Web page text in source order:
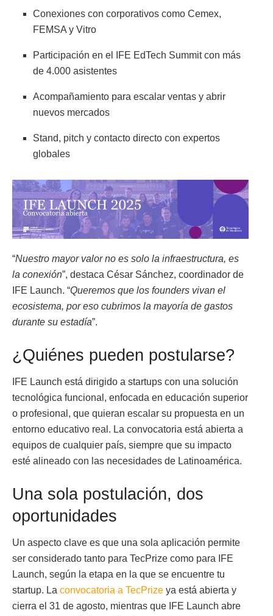
Conexiones con corporativos como Cemex,
FEMSA y Vitro
Participación en el IFE EdTech Summit con más
de 4.000 asistentes
Acompañamiento para escalar ventas y abrir
nuevos mercados
Stand, pitch y contacto directo con expertos
globales
“Nuestro mayor valor no es solo la infraestructura, es
la conexión”, destaca César Sánchez, coordinador de
IFE Launch. “Queremos que los founders vivan el
ecosistema, por eso cubrimos la mayoría de gastos
durante su estadía”.
¿Quiénes pueden postularse?
IFE Launch está dirigido a startups con una solución
tecnológica funcional, enfocada en educación superior
o profesional, que quieran escalar su propuesta en un
entorno educativo real. La convocatoria está abierta a
equipos de cualquier país, siempre que su impacto
esté alineado con las necesidades de Latinoamérica.
Una sola postulación, dos
oportunidades
Un aspecto clave es que una sola aplicación permite
ser considerado tanto para TecPrize como para IFE
Launch, según la etapa en la que se encuentre tu
startup. La convocatoria a TecPrize ya está abierta y
cierra el 31 de agosto, mientras que IFE Launch abre